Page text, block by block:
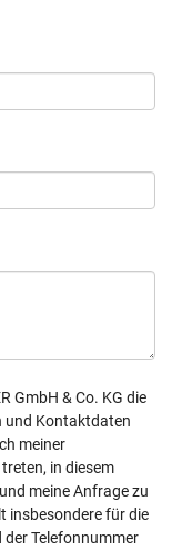
GmbH & Co. KG die
und Kontaktdaten
meiner
in diesem
meine Anfrage zu
insbesondere für die
der Telefonnummer